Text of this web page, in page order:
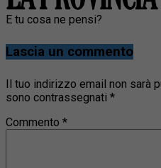
E tu cosa ne pensi?
Lascia un commento
Il tuo indirizzo email non sarà
sono contrassegnati *
Commento *